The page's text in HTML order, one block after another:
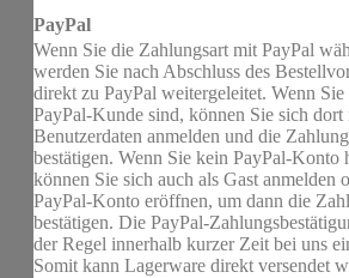
PayPal
Wenn Sie die Zahlungsart mit PayPal
werden Sie nach Abschluss des
direkt zu PayPal weitergeleitet. Wenn Sie
PayPal-Kunde sind, können Sie sich dort
Benutzerdaten anmelden und die Zahlung
bestätigen. Wenn Sie kein PayPal-Konto
können Sie sich auch als Gast anmelden
PayPal-Konto eröffnen, um dann die
bestätigen. Die PayPal-
der Regel innerhalb kurzer Zeit bei uns
Somit kann Lagerware direkt versendet